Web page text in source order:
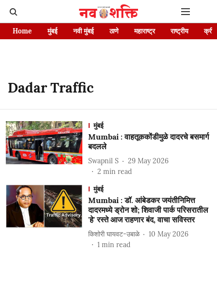
Home मुंबई नवी मुंबई ठाणे महाराष्ट्र राष्ट्रीय
Dadar Traffic
मुंबई
Mumbai : वाहतूककोंडीमुळे दादरचे बसमार्ग
बदलले
Swapnil S
29 May 2026
2 min read
मुंबई
Mumbai : डॉ. आंबेडकर जयंतीनिमित्त
दादरमध्ये ड्रोन शो; शिवाजी पार्क परिसरातील
'हे' रस्ते आज राहणार बंद, वाचा सविस्तर
किशोरी घायवट-उबाळे
10 May 2026
1 min read